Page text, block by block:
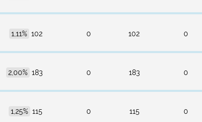
1,11% 102 0 102 0
2,00% 183 0 183 0
1,25% 115 0 115 0